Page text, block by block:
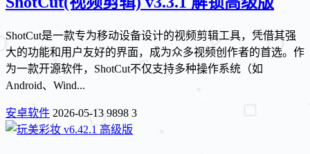
ShotCut是一款专为移动设备设计的视频剪辑工具，凭借其强
大的功能和用户友好的界面，成为众多视频创作者的首选。作
为一款开源软件，ShotCut不仅支持多种操作系统（如
Android、Wind...
安卓软件 2026-05-13 9898 3